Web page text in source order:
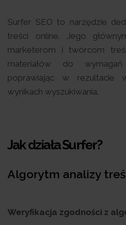
Surfer SEO to narzędzie
treści online. Jego
marketerom i twórcom
materiałów do
poprawiając w rezultacie
wynikach wyszukiwania.
Jak działa Surfer?
Algorytm analizy
Weryfikacja zgodności z